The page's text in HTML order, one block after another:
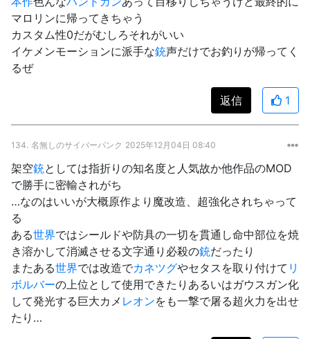
マロリンに帰ってきちゃう
カスタム性0だがむしろそれがいい
イケメンモーションに派手な銃声だけでお釣りが帰ってく
るぜ
返信 1
134. 名無しのサイバーパンク 2025年12月04日 08:40
架空銃としては指折りの知名度と人気故か他作品のMOD
で勝手に密輸されがち
…なのはいいが大概原作より魔改造、超強化されちゃって
る
ある世界ではシールドや防具の一切を貫通し命中部位を焼
き溶かして消滅させる文字通り必殺の銃だったり
またある世界では改造でカネツグやセタスを取り付けて リ
ボルバーの上位として使用できたりあるいはガウスガン化
して発光する巨大カメ レオンをも一撃で屠る超火力を出せ
たり…